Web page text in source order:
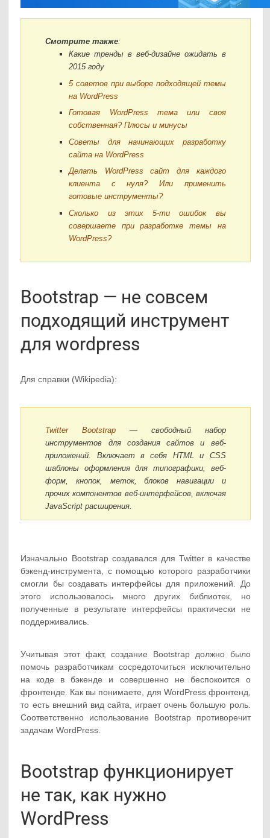
Смотрите также:
Какие тренды в веб-дизайне ожидать в
2015 году
5 советов при выборе подходящей темы
на WordPress
Готовая WordPress тема или своя
собственная? Плюсы и минусы
Советы для начинающих разработку
сайта на WordPress
Делать WordPress сайт для каждого
клиента с нуля? Или применить
готовые инструменты?
Сколько из этих 5-ти ошибок вы
совершаете при разработке темы на
WordPress?
Bootstrap — не совсем
подходящий инструмент
для wordpress
Для справки (Wikipedia):
Twitter Bootstrap — свободный набор
инструментов для создания сайтов и веб-
приложений. Включает в себя HTML и CSS
шаблоны оформления для типографики, веб-
форм, кнопок, меток, блоков навигации и
прочих компонентов веб-интерфейсов, включая
JavaScript расширения.
Изначально Bootstrap создавался для Twitter в качестве
бэкенд-инструмента, с помощью которого разработчики
смогли бы создавать интерфейсы для приложений. До
этого использовалось много других библиотек, но
полученные в результате интерфейсы практически не
поддерживались.
Учитывая этот факт, создание Bootstrap должно было
помочь разработчикам сосредоточиться исключительно
на коде в бэкенде и совершенно не беспокоится о
фронтенде. Как вы понимаете, для WordPress фронтенд,
то есть внешний вид сайта, играет очень большую роль.
Соответственно использование Bootstrap противоречит
задачам WordPress.
Bootstrap функционирует
не так, как нужно
WordPress